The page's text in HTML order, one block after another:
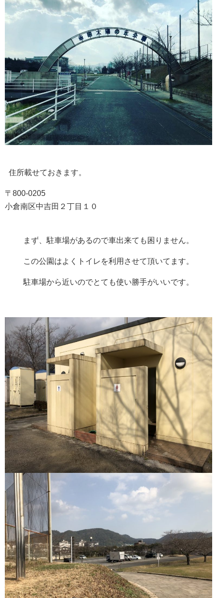
住所載せておきます。
〒800-0205
小倉南区中吉田２丁目１０
まず、駐車場があるので車出来ても困りません。
この公園はよくトイレを利用させて頂いてます。
駐車場から近いのでとても使い勝手がいいです。